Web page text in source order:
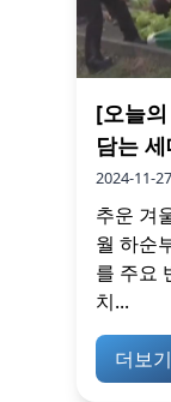
[오늘
담는
2024-11-27
추운 겨
월 하순
를 주요
치...
더보기